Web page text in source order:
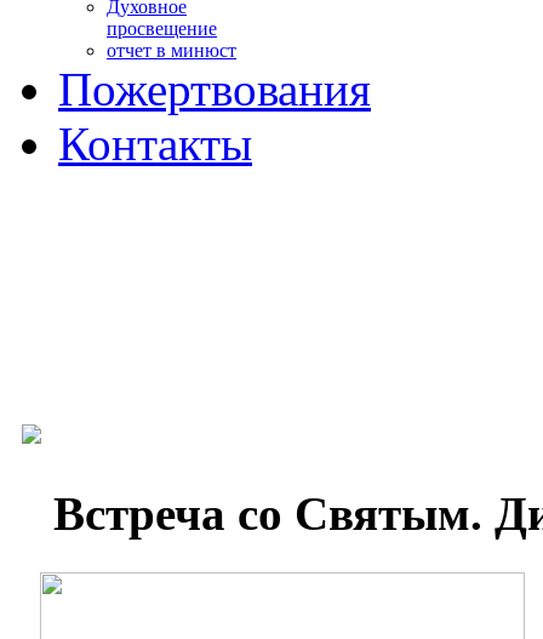
Духовное
просвещение
отчет в минюст
Пожертвования
Контакты
Встреча со Святым.